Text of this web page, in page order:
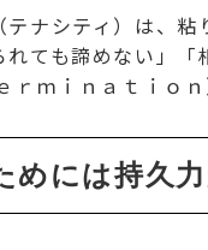
テナシティ）は、
ても諦めない」
ｒｍｉｎａｔｉｏ
めには持久